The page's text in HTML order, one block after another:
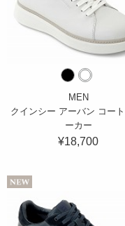
MEN
クインシー アーバン コー
ーカー
¥18,700